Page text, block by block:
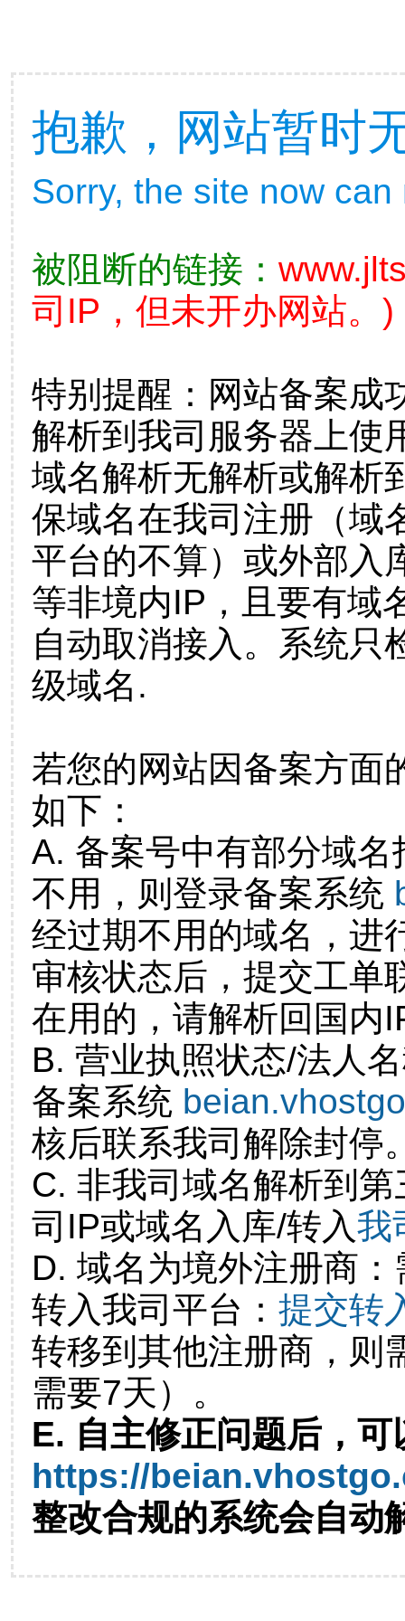
抱歉，网站暂时
Sorry, the site now
被阻断的链接：
司IP，但未开办网站。)
特别提醒：网站备案成
解析到我司服务器上使
域名解析无解析或解析
保域名在我司注册（域
平台的不算）或外部入
等非境内IP，且要有域
自动取消接入。系统只
级域名.
若您的网站因备案方面
如下：
A. 备案号中有部分域
不用，则登录备案系统
经过期不用的域名，进
审核状态后，提交工单
在用的，请解析回国内
B. 营业执照状态/法人
备案系统
核后联系我司解除封停
C. 非我司域名解析到
司IP或域名入库/转入我
D. 域名为境外注册商
转入我司平台： 提交转
转移到其他注册商，则
需要7天）。
E. 自主修正问题后，可
https://
整改合规的系统会自动